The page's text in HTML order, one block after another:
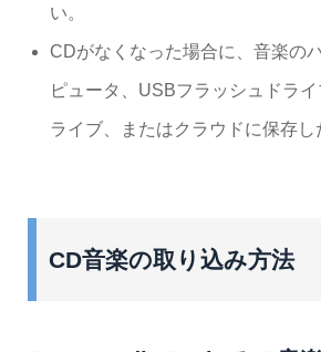
い。
CDがなくなった場合に、音楽の
ピュータ、USBフラッシュドラ
ライブ、またはクラウドに保存し
CD音楽の取り込み方法